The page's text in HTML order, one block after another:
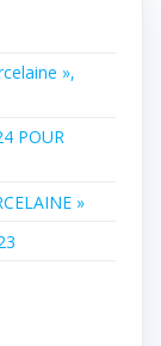
»,
POUR
»